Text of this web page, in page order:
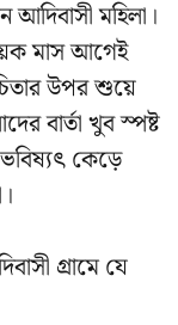
আদিবাসী মহিলা।
মাস আগেই
উপর শুয়ে
বার্তা খুব স্পষ্ট
কেড়ে
গ্রামে যে